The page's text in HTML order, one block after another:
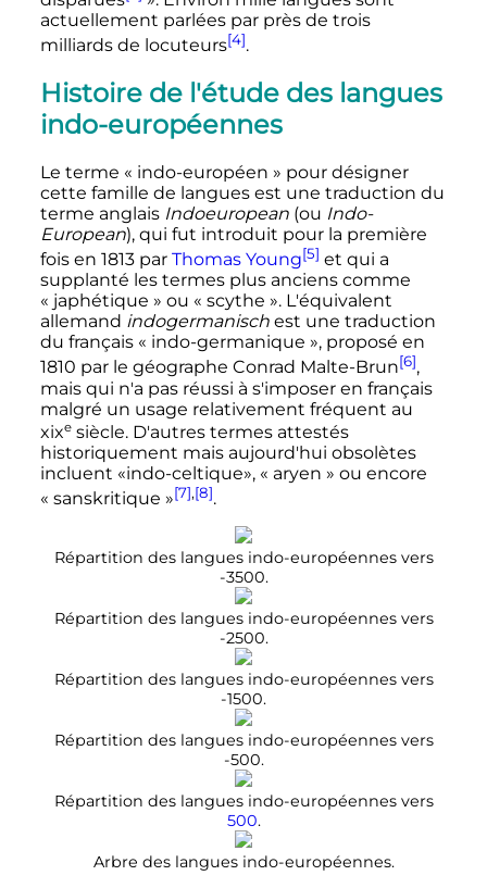
actuellement parlées par près de trois
milliards de locuteurs[4].
Histoire de l'étude des langues
indo-européennes
Le terme « indo-européen » pour désigner
cette famille de langues est une traduction du
terme anglais Indoeuropean(ou Indo-
European), qui fut introduit pour la première
fois en 1813 par Thomas Young[5] et qui a
supplanté les termes plus anciens comme
« japhétique » ou « scythe ». L'équivalent
allemand indogermanischest une traduction
du français « indo-germanique », proposé en
1810 par le géographe Conrad Malte-Brun[6],
mais qui n'a pas réussi à s'imposer en français
malgré un usage relativement fréquent au
xixe siècle. D'autres termes attestés
historiquement mais aujourd'hui obsolètes
incluent «indo-celtique», « aryen » ou encore
« sanskritique »[7],[8].
Répartition des langues indo-européennes vers
-3500.
Répartition des langues indo-européennes vers
-2500.
Répartition des langues indo-européennes vers
-1500.
Répartition des langues indo-européennes vers
-500.
Répartition des langues indo-européennes vers
500.
Arbre des langues indo-européennes.